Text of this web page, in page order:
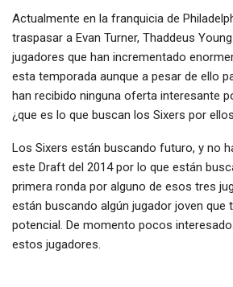
Actualmente en la franquicia de
traspasar a Evan Turner, Thaddeus
jugadores que han incrementado
esta temporada aunque a pesar de ello
han recibido ninguna oferta interesante
¿que es lo que buscan los Sixers por
Los Sixers están buscando futuro, y no
este Draft del 2014 por lo que están
primera ronda por alguno de esos tres
están buscando algún jugador joven que
potencial. De momento pocos
estos jugadores.